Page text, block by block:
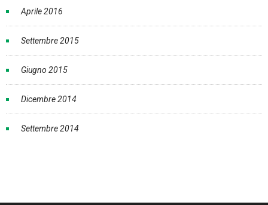
Aprile 2016
Settembre 2015
Giugno 2015
Dicembre 2014
Settembre 2014